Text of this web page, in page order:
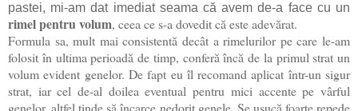
pastei, mi-am dat imediat seama că avem de-a face cu un
rimel pentru volum, ceea ce s-a dovedit că este adevărat.
Formula sa, mult mai consistentă decât a rimelurilor pe care le-am
folosit în ultima perioadă de timp, conferă încă de la primul strat un
volum evident genelor. De fapt eu îl recomand aplicat într-un sigur
strat, iar cel de-al doilea eventual pentru mici accente pe vârful
genelor, altfel tinde să încarce nedorit genele. Se usucă foarte repede